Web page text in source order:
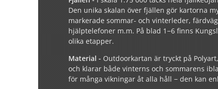
Den unika skalan över fjällen gör kartorna
markerade sommar- och vinterleder,
hjälptelefoner m.m. På blad 1−6 finns
olika etapper.
Material - Outdoorkartan är tryckt på
och klarar både vinterns och sommarens
för många vikningar åt alla håll − den kan